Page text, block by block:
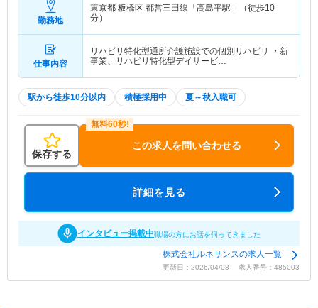
勤務地
東京都 板橋区 都営三田線「高島平駅」（徒歩10
分）
仕事内容
リハビリ特化型通所介護施設での個別リハビリ ・新
事業、リハビリ特化型デイサービ…
駅から徒歩10分以内 積極採用中 夏～秋入職可
保存する
この求人を問い合わせる
詳細を見る
インタビュー掲載中職場の方にお話を伺ってきました
株式会社ルネサンスの求人一覧
更新日：2026/04/08 求人番号：485003